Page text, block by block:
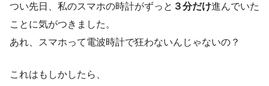
つい先日、私のスマホの時計がずっと ３分だけ進んでいた
ことに気がつきました。
あれ、スマホって電波時計で狂わないんじゃないの？
これはもしかしたら、